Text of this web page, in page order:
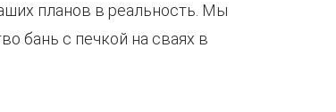
планов в реальность. Мы
бань с печкой на сваях в